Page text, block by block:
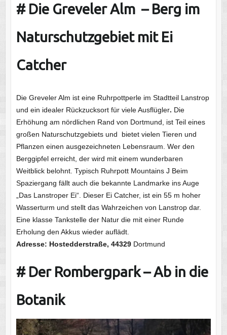
# Die Greveler Alm – Berg im
Naturschutzgebiet mit Ei
Catcher
Die Greveler Alm ist eine Ruhrpottperle im Stadtteil Lanstrop
und ein idealer Rückzucksort für viele Ausflügler. Die
Erhöhung am nördlichen Rand von Dortmund, ist Teil eines
großen Naturschutzgebiets und bietet vielen Tieren und
Pflanzen einen ausgezeichneten Lebensraum. Wer den
Berggipfel erreicht, der wird mit einem wunderbaren
Weitblick belohnt. Typisch Ruhrpott Mountains J Beim
Spaziergang fällt auch die bekannte Landmarke ins Auge
„Das Lanstroper Ei“. Dieser Ei Catcher, ist ein 55 m hoher
Wasserturm und stellt das Wahrzeichen von Lanstrop dar.
Eine klasse Tankstelle der Natur die mit einer Runde
Erholung den Akkus wieder auflädt.
Adresse: Hostedderstraße, 44329Dortmund
# Der Rombergpark – Ab in die
Botanik